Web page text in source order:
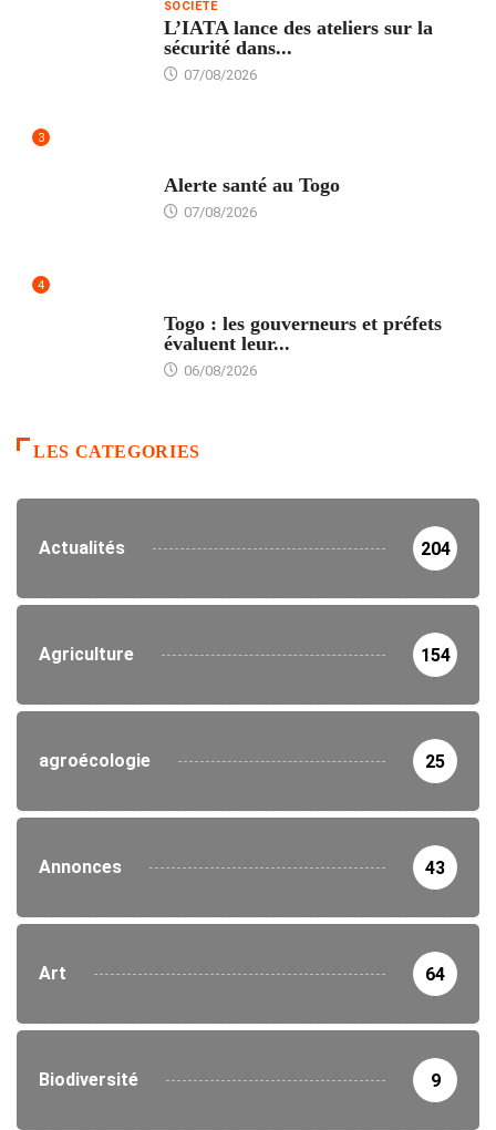
SOCIÉTÉ
L’IATA lance des ateliers sur la
sécurité dans...
07/08/2026
3
Alerte santé au Togo
07/08/2026
4
Togo : les gouverneurs et préfets
évaluent leur...
06/08/2026
LES CATEGORIES
Actualités 204
Agriculture 154
agroécologie 25
Annonces 43
Art 64
Biodiversité 9